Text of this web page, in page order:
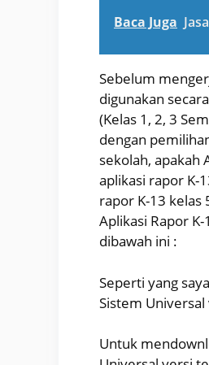
Baca Juga
Sebelum
digunakan
(Kelas 1, 2, 3
dengan
sekolah, apakah
aplikasi rapor K-
rapor K-13 kelas
Aplikasi Rapor
dibawah ini :
Seperti yang
Sistem
Untuk